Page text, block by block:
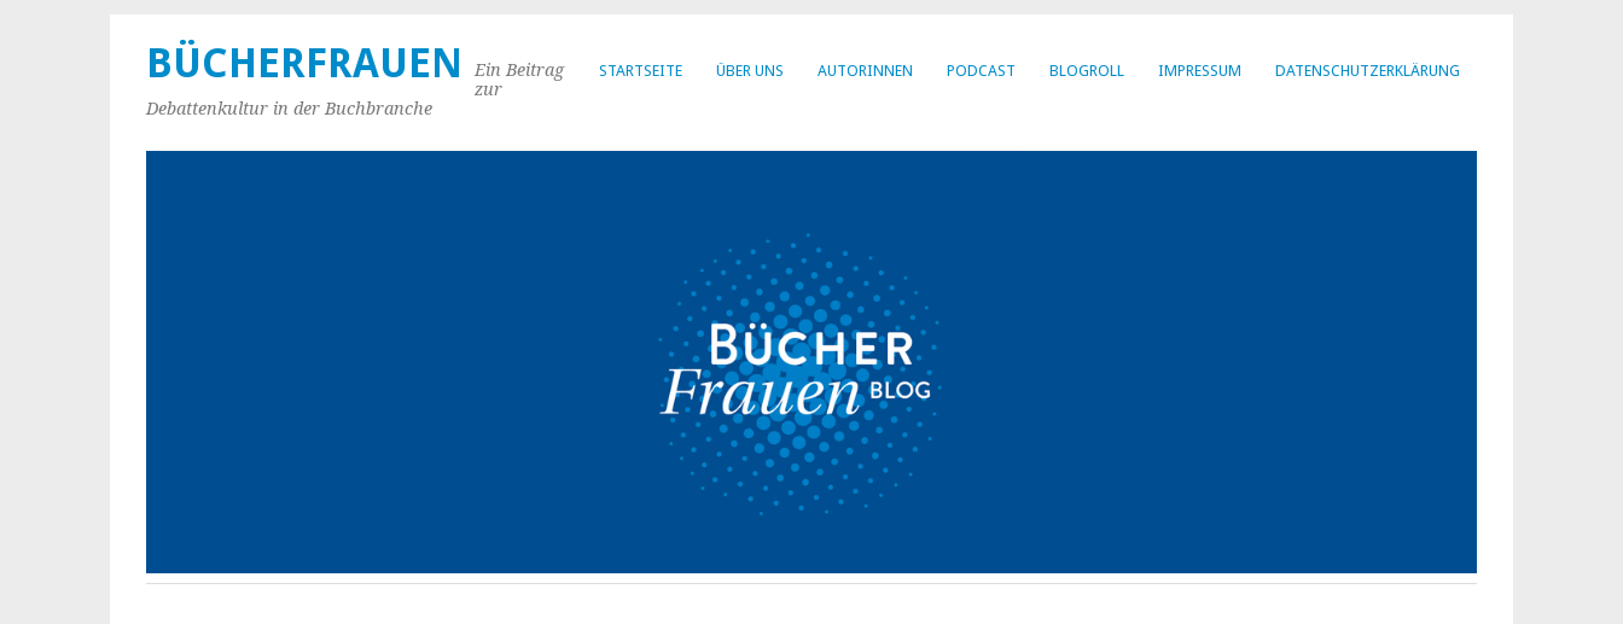
STARTSEITE ÜBER UNS AUTORINNEN PODCAST BLOGROLL IMPRESSUM DATENSCHUTZERKLÄRUNG
BÜCHERFRAUEN
Ein Beitrag
zur
Debattenkultur in der Buchbranche